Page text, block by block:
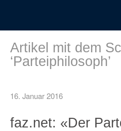
Artikel mit dem
‘Parteiphilosoph’
16. Januar 2016
faz.net: «Der